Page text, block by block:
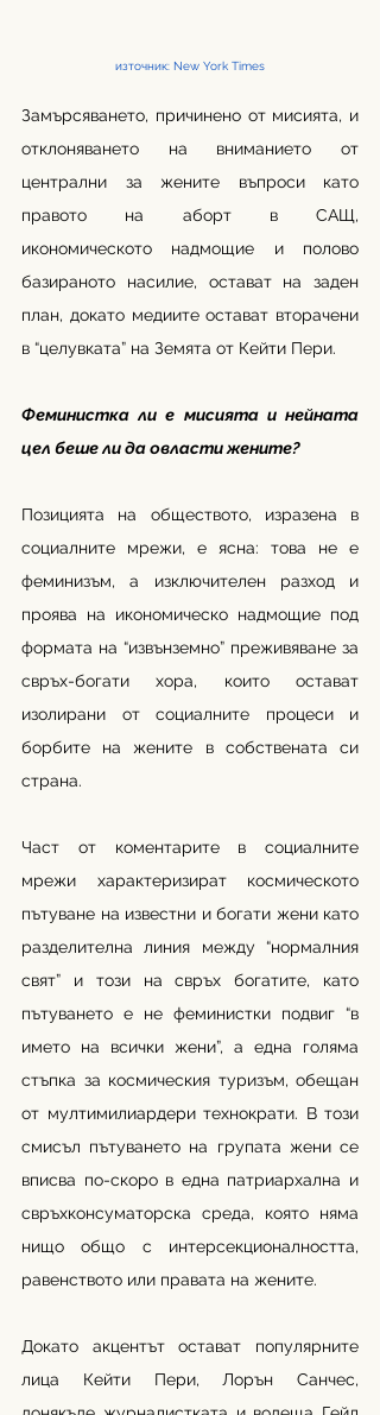
източник: New York Times
Замърсяването, причинено от мисията, и
отклоняването на вниманието от
централни за жените въпроси като
правото на аборт в САЩ,
икономическото надмощие и полово
базираното насилие, остават на заден
план, докато медиите остават вторачени
в “целувката” на Земята от Кейти Пери.
Феминистка ли е мисията и нейната
цел беше ли да овласти жените?
Позицията на обществото, изразена в
социалните мрежи, е ясна: това не е
феминизъм, а изключителен разход и
проява на икономическо надмощие под
формата на “извънземно” преживяване за
свръх-богати хора, които остават
изолирани от социалните процеси и
борбите на жените в собствената си
страна.
Част от коментарите в социалните
мрежи характеризират космическото
пътуване на известни и богати жени като
разделителна линия между “нормалния
свят” и този на свръх богатите, като
пътуването е не феминистки подвиг “в
името на всички жени”, а една голяма
стъпка за космическия туризъм, обещан
от мултимилиардери технократи. В този
смисъл пътуването на групата жени се
вписва по-скоро в една патриархална и
свръхконсуматорска среда, която няма
нищо общо с интерсекционалността,
равенството или правата на жените.
Докато акцентът остават популярните
лица Кейти Пери, Лорън Санчес,